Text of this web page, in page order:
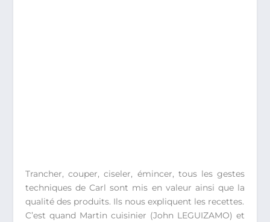
Trancher, couper, ciseler, émincer, tous les gestes
techniques de Carl sont mis en valeur ainsi que la
qualité des produits. Ils nous expliquent les recettes.
C’est quand Martin cuisinier (John LEGUIZAMO) et